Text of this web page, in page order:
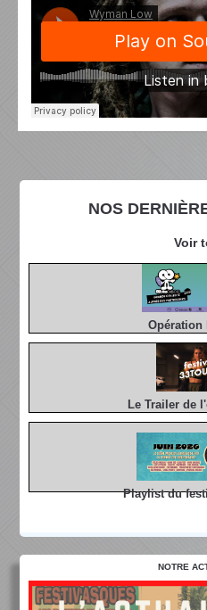
NOS
Voir
Opération
Le Trailer de
Playlist du
NOTRE